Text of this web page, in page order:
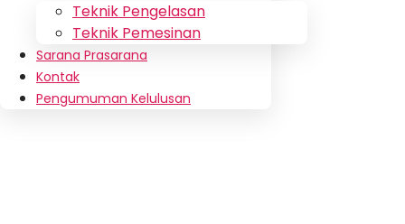
Teknik Pengelasan
Teknik Pemesinan
Sarana Prasarana
Kontak
Pengumuman Kelulusan